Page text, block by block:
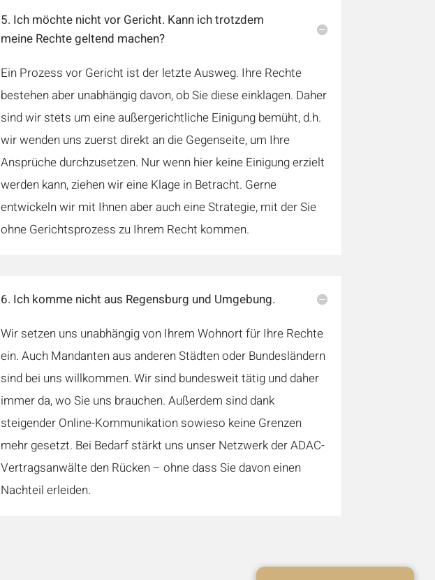
5. Ich möchte nicht vor Gericht. Kann ich trotzdem
meine Rechte geltend machen?
Ein Prozess vor Gericht ist der letzte Ausweg. Ihre Rechte
bestehen aber unabhängig davon, ob Sie diese einklagen. Daher
sind wir stets um eine außergerichtliche Einigung bemüht, d.h.
wir wenden uns zuerst direkt an die Gegenseite, um Ihre
Ansprüche durchzusetzen. Nur wenn hier keine Einigung erzielt
werden kann, ziehen wir eine Klage in Betracht. Gerne
entwickeln wir mit Ihnen aber auch eine Strategie, mit der Sie
ohne Gerichtsprozess zu Ihrem Recht kommen.
6. Ich komme nicht aus Regensburg und Umgebung.
Wir setzen uns unabhängig von Ihrem Wohnort für Ihre Rechte
ein. Auch Mandanten aus anderen Städten oder Bundesländern
sind bei uns willkommen. Wir sind bundesweit tätig und daher
immer da, wo Sie uns brauchen. Außerdem sind dank
steigender Online-Kommunikation sowieso keine Grenzen
mehr gesetzt. Bei Bedarf stärkt uns unser Netzwerk der ADAC-
Vertragsanwälte den Rücken – ohne dass Sie davon einen
Nachteil erleiden.